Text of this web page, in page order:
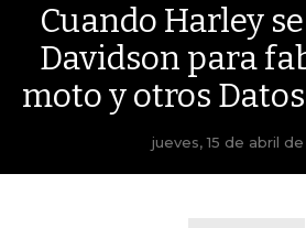
Cuando Harley
Davidson para
moto y otros
jueves, 15 de abril de